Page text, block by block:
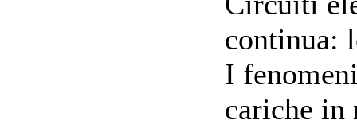
continua:
I
cariche in